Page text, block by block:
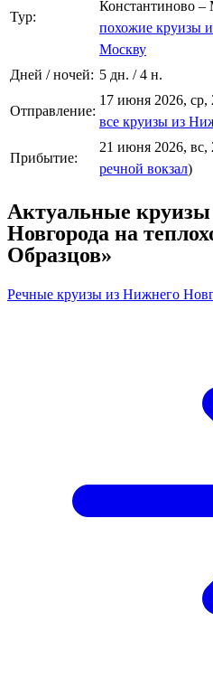
Тур:
Константиново –
похожие круизы
Москву
Дней / ночей: 5 дн. / 4 н.
Отправление:
17 июня 2026,
все круизы из
Прибытие:
21 июня 2026, вс,
речной вокзал)
Актуальные
Новгорода на
Образцов»
Речные круизы из Нижнего